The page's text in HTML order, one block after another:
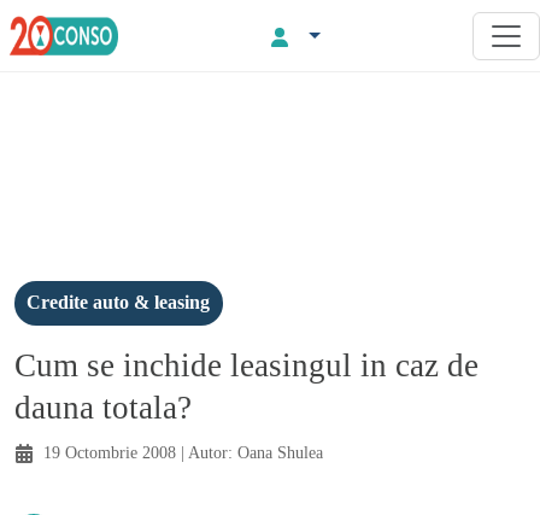
Credite auto & leasing
Cum se inchide leasingul in caz de
dauna totala?
19 Octombrie 2008 | Autor: Oana Shulea